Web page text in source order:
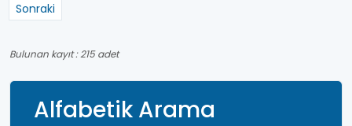
Sonraki
Bulunan kayıt : 215 adet
Alfabetik Arama